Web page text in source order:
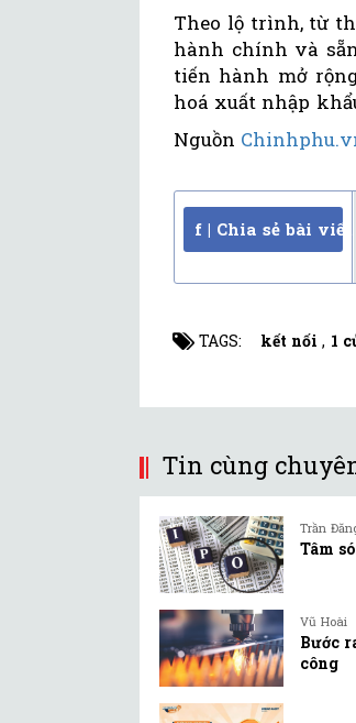
Theo lộ trình, từ
hành chính và
tiến hành mở
hoá xuất nhập
Nguồn
f | Chia sẻ bài viết
TAGS: kết nối , 1
Tin cùng
Trần
Tâm
Vũ Hoài
Bước
công